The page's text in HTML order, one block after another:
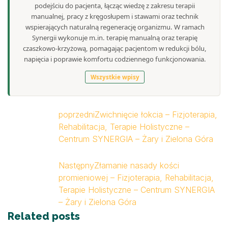
podejściu do pacjenta, łącząc wiedzę z zakresu terapii
manualnej, pracy z kręgosłupem i stawami oraz technik
wspierających naturalną regenerację organizmu. W ramach
Synergii wykonuje m.in. terapię manualną oraz terapię
czaszkowo-krzyżową, pomagając pacjentom w redukcji bólu,
napięcia i poprawie komfortu codziennego funkcjonowania.
Wszystkie wpisy
poprzedniZwichnięcie łokcia – Fizjoterapia,
Rehabilitacja, Terapie Holistyczne –
Centrum SYNERGIA – Żary i Zielona Góra
NastępnyZłamanie nasady kości
promieniowej – Fizjoterapia, Rehabilitacja,
Terapie Holistyczne – Centrum SYNERGIA
– Żary i Zielona Góra
Related posts